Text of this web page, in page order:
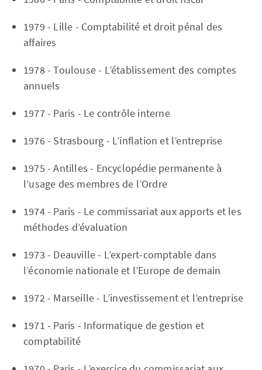
1979 - Lille - Comptabilité et droit pénal des
affaires
1978 - Toulouse - L’établissement des comptes
annuels
1977 - Paris - Le contrôle interne
1976 - Strasbourg - L’inflation et l’entreprise
1975 - Antilles - Encyclopédie permanente à
l’usage des membres de l’Ordre
1974 - Paris - Le commissariat aux apports et les
méthodes d’évaluation
1973 - Deauville - L’expert-comptable dans
l’économie nationale et l’Europe de demain
1972 - Marseille - L’investissement et l’entreprise
1971 - Paris - Informatique de gestion et
comptabilité